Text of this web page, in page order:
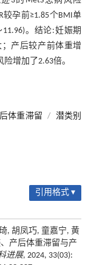
较孕前≥1.85个BMI单
。结论:妊娠期
产后较产前体重增
增加了2.63倍。
体重滞留 / 潜类别
引用格式 ▾
, 胡凤巧, 童嘉宁, 黄
产后体重滞留与产
进展, 2024, 33(03):